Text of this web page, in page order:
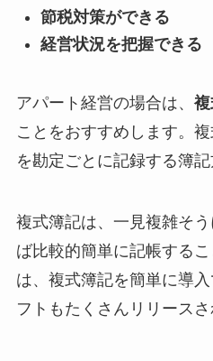
節税対策ができる
経営状況を把握できる
アパート経営の場合は、
ことをおすすめします。
を勘定ごとに記録する簿記
複式簿記は、一見複雑そ
ば比較的簡単に記帳する
は、複式簿記を簡単に導
フトもたくさんリリースさ